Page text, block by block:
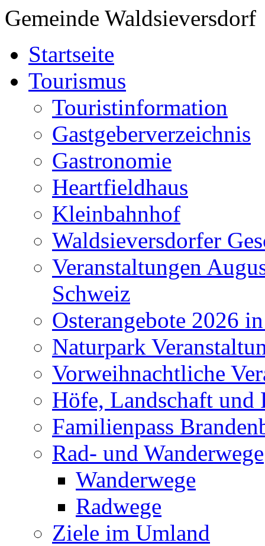
Gemeinde Waldsieversdorf
Startseite
Tourismus
Touristinformation
Gastgeberverzeichnis
Gastronomie
Heartfieldhaus
Kleinbahnhof
Waldsieversdorfer
Veranstaltungen
Schweiz
Osterangebote 2026
Naturpark
Vorweihnachtliche
Höfe, Landschaft und
Familienpass
Rad- und Wanderwege
Wanderwege
Radwege
Ziele im Umland